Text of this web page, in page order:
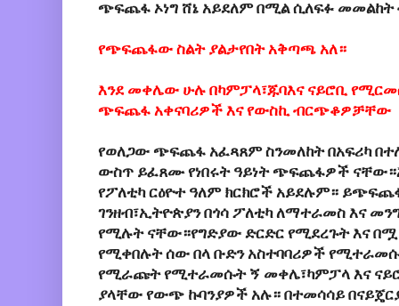
ጭፍጨፋ ኦነግ ሸኔ አይደለም በሚል ሲለፍፉ መመልከት
የጭፍጨፋው ስልት ያልታየበት አቅጣጫ አለ።
እንደ መቀሌው ሁሉ በካምፓላ፣ጁባእና ናይሮቢ
ጭፍጨፋ አቀናባሪዎች እና የውስኪ ብርጭቆዎቻቸው
የወለጋው ጭፍጨፋ አፈጻጸም ስንመለከት በአፍሪካ
ውስጥ ይፈጸሙ የነበሩት ዓይነት ጭፍጨፋዎች
የፖለቲካ ርዕዮተ ዓለም ክርክሮች አይደሉም።
ገንዘብ፣ኢትዮጵያን በጎሳ ፖለቲካ ለማተራመስ እና
የሚሉት ናቸው።የግድያው ድርድር የሚደረጉት እና
የሚቀበሉት ሰው በላ ቡድን አስተባባሪዎች
የሚራጩት የሚተራመሱት ኝ መቀሌ፣ካምፓላ እና
ያላቸው የውጭ ኩባንያዎች አሉ። በተመሳሳይ